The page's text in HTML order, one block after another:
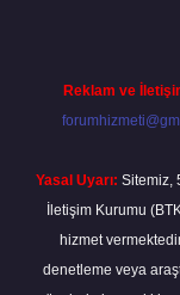
Reklam ve
Yasal Uyarı: Sitemiz,
İletişim Kurumu
hizmet
denetleme veya